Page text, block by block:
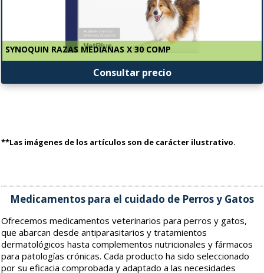
SYNOQUIN RAZAS MEDIANAS X 30 COMP
Consultar precio
**Las imágenes de los artículos son de carácter ilustrativo.
Medicamentos para el cuidado de Perros y Gatos
Ofrecemos medicamentos veterinarios para perros y gatos,
que abarcan desde antiparasitarios y tratamientos
dermatológicos hasta complementos nutricionales y fármacos
para patologías crónicas. Cada producto ha sido seleccionado
por su eficacia comprobada y adaptado a las necesidades